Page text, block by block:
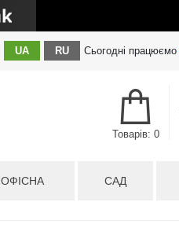
UA RU Сьогодні працюємо
Товарів: 0
ОФІСНА САД